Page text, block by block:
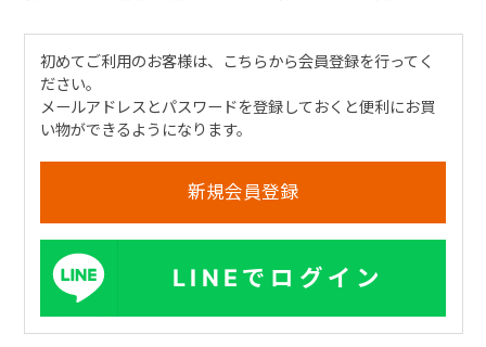
初めてご利用のお客様は、こちらから会員登録を行ってく
ださい。
メールアドレスとパスワードを登録しておくと便利にお買
い物ができるようになります。
LINEでログイン